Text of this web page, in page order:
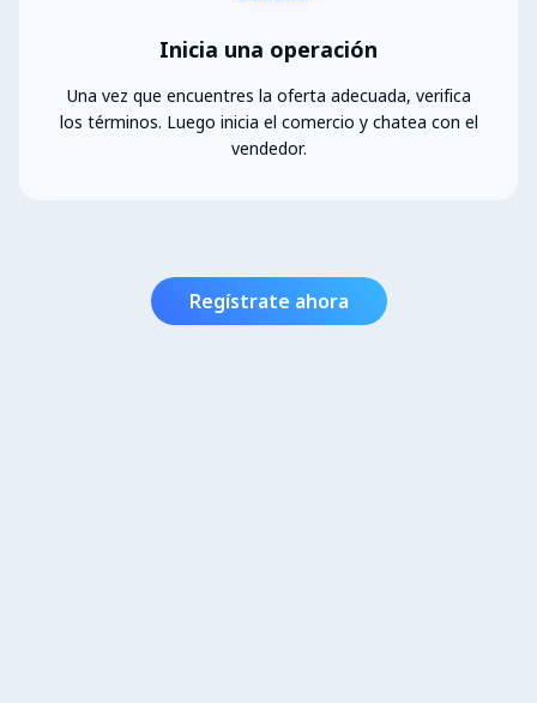
Inicia una operación
Una vez que encuentres la oferta adecuada, verifica
los términos. Luego inicia el comercio y chatea con el
vendedor.
Regístrate ahora